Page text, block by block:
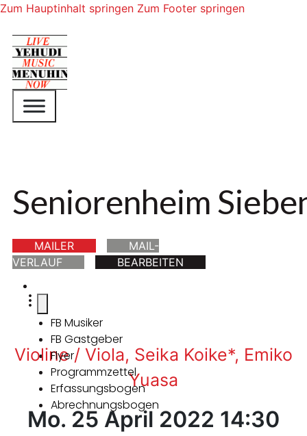
Zum Hauptinhalt springen Zum Footer springen
Seniorenheim
MAILER
MAIL-
VERLAUF
BEARBEITEN
FB Musiker
FB Gastgeber
Flyer
Programmzettel
Erfassungsbogen
Abrechnungsbogen
Violine / Viola, Seika Koike*, Emiko
Yuasa
Mo. 25 April 2022 14:30